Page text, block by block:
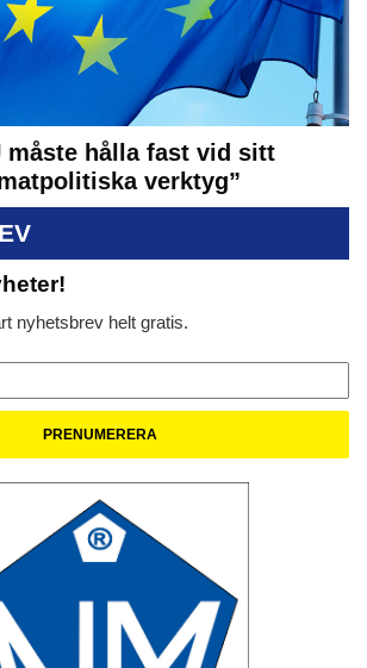
måste hålla fast vid sitt
verktyg”
nyhetsbrev helt gratis.